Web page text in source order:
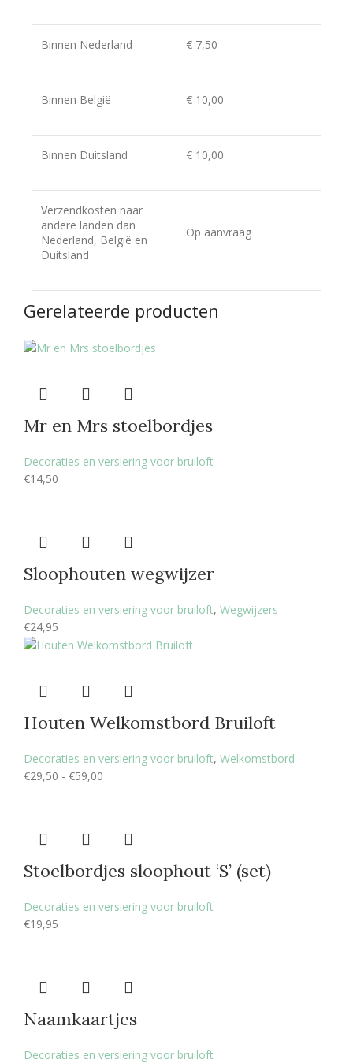
Binnen Nederland € 7,50
Binnen België € 10,00
Binnen Duitsland € 10,00
Verzendkosten naar
andere landen dan
Nederland, België en
Duitsland
Op aanvraag
Gerelateerde producten
Mr en Mrs stoelbordjes
Decoraties en versiering voor bruiloft
€14,50
Sloophouten wegwijzer
Decoraties en versiering voor bruiloft, Wegwijzers
€24,95
Houten Welkomstbord Bruiloft
Decoraties en versiering voor bruiloft, Welkomstbord
€29,50 - €59,00
Stoelbordjes sloophout ‘S’ (set)
Decoraties en versiering voor bruiloft
€19,95
Naamkaartjes
Decoraties en versiering voor bruiloft